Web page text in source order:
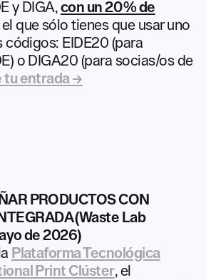
y DIGA, con un 20 % de
que sólo tienes que usar uno
códigos: EIDE20 (para
o DIGA20 (para socias/os de
tu entrada →
PRODUCTOS CON
(Waste Lab
de 2026)
Plataforma Tecnológica
Print Clúster, el